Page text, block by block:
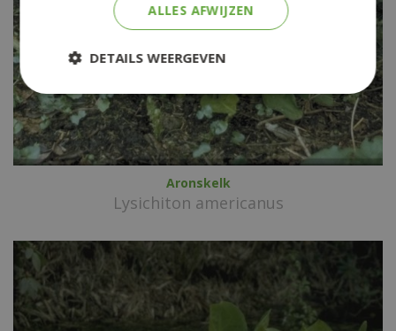
Aronskelk
Lysichiton americanus
ALLES AFWIJZEN
DETAILS WEERGEVEN